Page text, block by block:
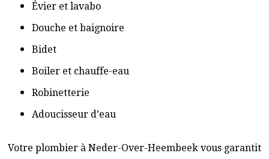
Évier et lavabo
Douche et baignoire
Bidet
Boiler et chauffe-eau
Robinetterie
Adoucisseur d’eau
Votre plombier à Neder-Over-Heembeek vous garantit